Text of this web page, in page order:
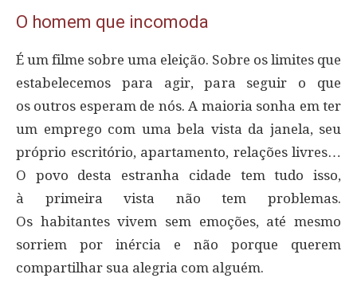
O homem que incomoda
É um filme sobre uma eleição. Sobre os limites que
estabelecemos para agir, para seguir o que
os outros esperam de nós. A maioria sonha em ter
um emprego com uma bela vista da janela, seu
próprio escritório, apartamento, relações livres…
O povo desta estranha cidade tem tudo isso,
à primeira vista não tem problemas.
Os habitantes vivem sem emoções, até mesmo
sorriem por inércia e não porque querem
compartilhar sua alegria com alguém.